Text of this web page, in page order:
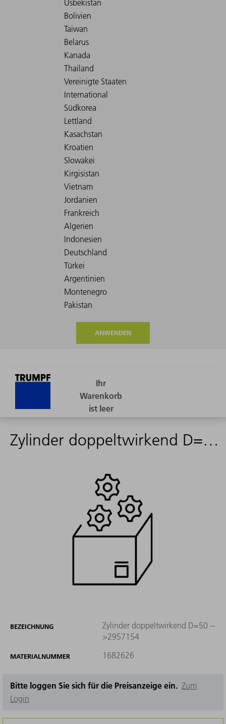
ANWENDEN
Zylinder doppeltwirkend D=50 -->2957154
BEZEICHNUNG
Zylinder doppeltwirkend D=50 --
>2957154
MATERIALNUMMER 1682626
Bitte loggen Sie sich für die Preisanzeige ein. Zum
Login